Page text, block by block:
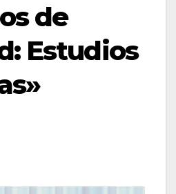
de
Estudios